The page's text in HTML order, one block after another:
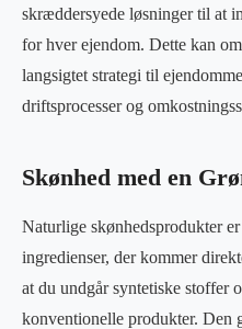
skræddersyede løsninger til at
for hver ejendom. Dette kan
langsigtet strategi til
driftsprocesser og
Skønhed med en
Naturlige skønhedsprodukter
ingredienser, der kommer
at du undgår syntetiske stoffer
konventionelle produkter. Den